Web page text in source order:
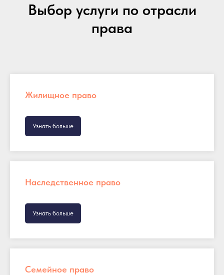
Выбор услуги по отрасли
права
Жилищное право
Узнать больше
Наследственное право
Узнать больше
Семейное право